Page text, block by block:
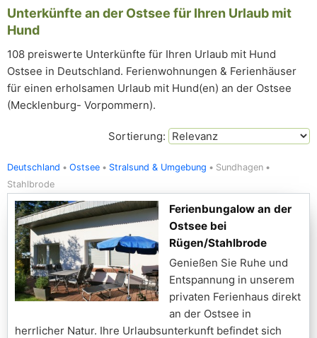
Unterkünfte an der Ostsee für Ihren Urlaub mit
Hund
108 preiswerte Unterkünfte für Ihren Urlaub mit Hund
Ostsee in Deutschland. Ferienwohnungen & Ferienhäuser
für einen erholsamen Urlaub mit Hund(en) an der Ostsee
(Mecklenburg- Vorpommern).
Sortierung:
Deutschland Ostsee Stralsund & Umgebung
Sundhagen
Stahlbrode
Ferienbungalow an der
Ostsee bei
Rügen/Stahlbrode
Genießen Sie Ruhe und
Entspannung in unserem
privaten Ferienhaus direkt
an der Ostsee in
herrlicher Natur. Ihre Urlaubsunterkunft befindet sich